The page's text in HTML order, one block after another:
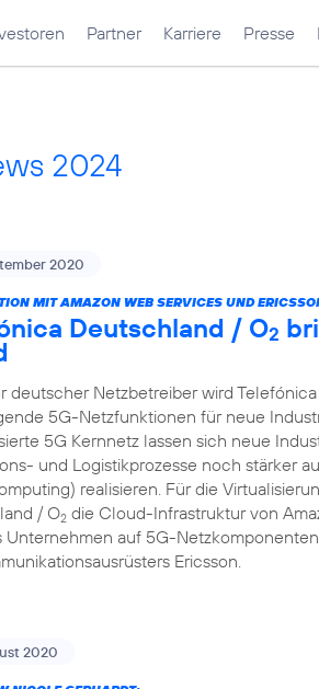
Partner Karriere Presse
2024
2020
MIT AMAZON WEB SERVICES UND
Deutschland / O2
deutscher Netzbetreiber wird
5G-Netzfunktionen für neue
5G Kernnetz lassen sich neue
und Logistikprozesse noch stärker
realisieren. Für die
/ O2 die Cloud-Infrastruktur von
Unternehmen auf 5G-
Ericsson.
2020